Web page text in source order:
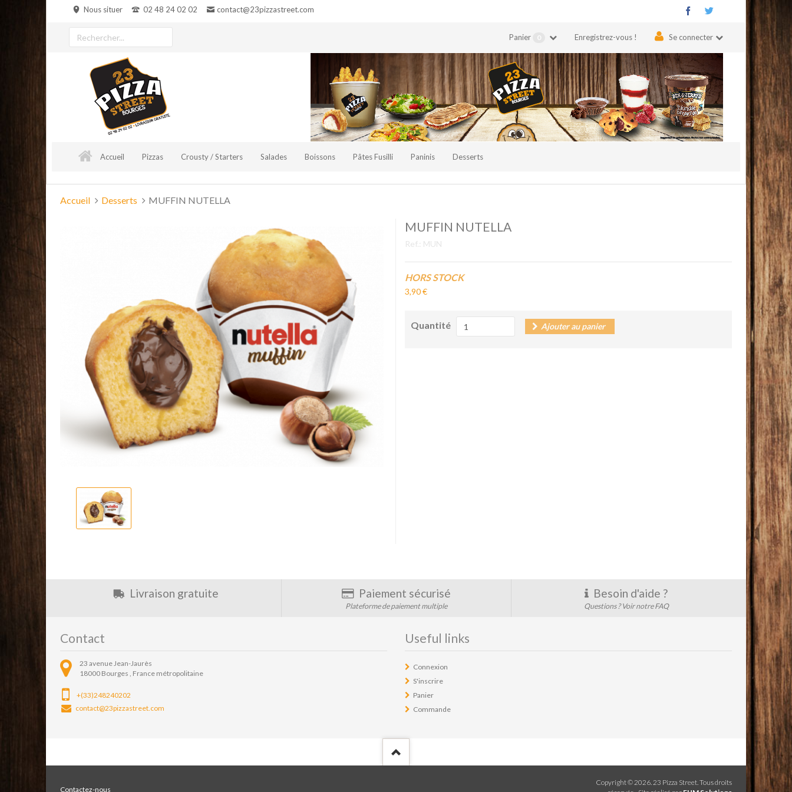
Nous situer 02 48 24 02 02 contact@23pizzastreet.com
Enregistrez-vous ! Se connecter
Panier 0
Accueil Pizzas Crousty / Starters Salades Boissons Pâtes Fusilli Paninis Desserts
Vous
Accueil Desserts MUFFIN NUTELLA
MUFFIN NUTELLA
Ref.: MUN
Disponibilité:
HORS STOCK
3,90 €
Quantité Ajouter au panier
Livraison gratuite Paiement sécurisé
Plateforme de paiement multiple
Besoin d'aide ?
Questions ? Voir notre FAQ
Contact
23 avenue Jean-Jaurès
18000 Bourges , France métropolitaine
+(33)248240202
contact@23pizzastreet.com
Useful links
Connexion
S'inscrire
Panier
Commande
Contactez-nous
Copyright © 2026 . 23 Pizza Street. Tous droits